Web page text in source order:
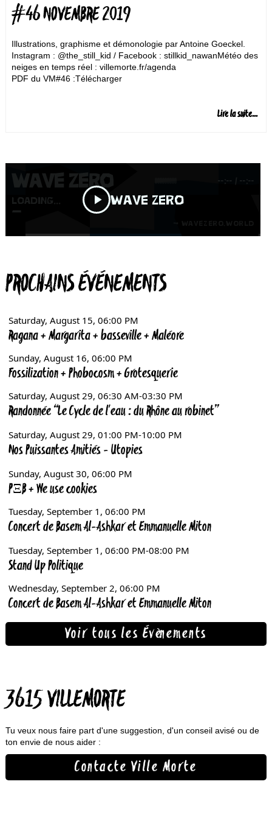
#46 NOVEMBRE 2019
Illustrations, graphisme et démonologie par Antoine Goeckel.
Instagram : @the_still_kid / Facebook : stillkid_nawanMétéo des
neiges en temps réel : villemorte.fr/agenda
PDF du VM#46 :Télécharger
Lire la suite...
PROCHAINS ÉVÉNEMENTS
Voir tous les Évènements
3615 VILLEMORTE
Tu veux nous faire part d'une suggestion, d'un conseil avisé ou de
ton envie de nous aider :
Contacte Ville Morte